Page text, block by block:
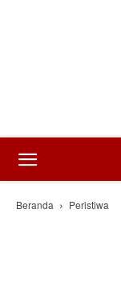
Beranda Peristiwa